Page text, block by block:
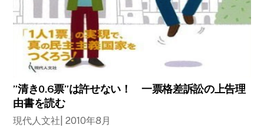
”清き0.6票”は許せない！ 一票格差訴訟の上告理
由書を読む
現代人文社| 2010年8月